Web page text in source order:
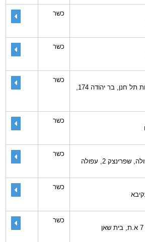
כשר
כשר
תל חנן, מרכז קניות תל חנן, בר יהודה 174,
כשר
כשר
2, עפולה
כשר
כשר
כשר